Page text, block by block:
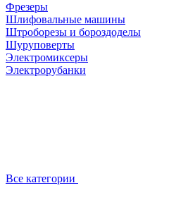
Фрезеры
Шлифовальные машины
Штроборезы и бороздоделы
Шуруповерты
Электромиксеры
Электрорубанки
Все категории